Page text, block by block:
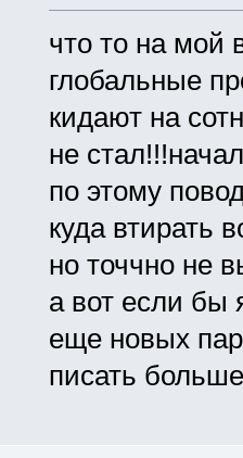
что то на мой
глобальные
кидают на
не
по этому
куда втирать
но точчно не
а вот если бы
еще новых
писать